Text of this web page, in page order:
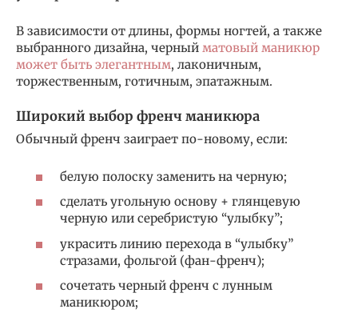
В зависимости от длины, формы ногтей, а также
выбранного дизайна, черный матовый маникюр
может быть элегантным, лаконичным,
торжественным, готичным, эпатажным.
Широкий выбор френч маникюра
Обычный френч заиграет по-новому, если:
белую полоску заменить на черную;
сделать угольную основу + глянцевую
черную или серебристую “улыбку”;
украсить линию перехода в “улыбку”
стразами, фольгой (фан-френч);
сочетать черный френч с лунным
маникюром;